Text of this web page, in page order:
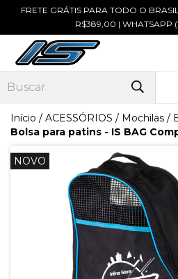
FRETE GRÁTIS PARA TODO O
R$389,00 | WHATSAPP
Início / ACESSÓRIOS / Mochilas /
Bolsa para patins - IS BAG
NOVO